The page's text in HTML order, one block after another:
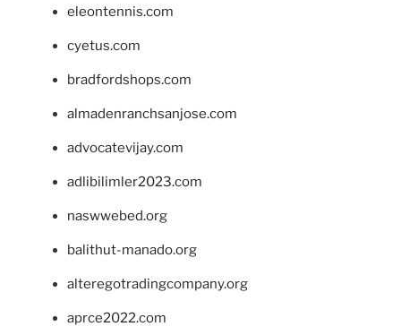
eleontennis.com
cyetus.com
bradfordshops.com
almadenranchsanjose.com
advocatevijay.com
adlibilimler2023.com
naswwebed.org
balithut-manado.org
alteregotradingcompany.org
aprce2022.com